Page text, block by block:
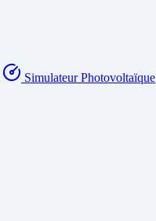
Simulateur Photovoltaïque